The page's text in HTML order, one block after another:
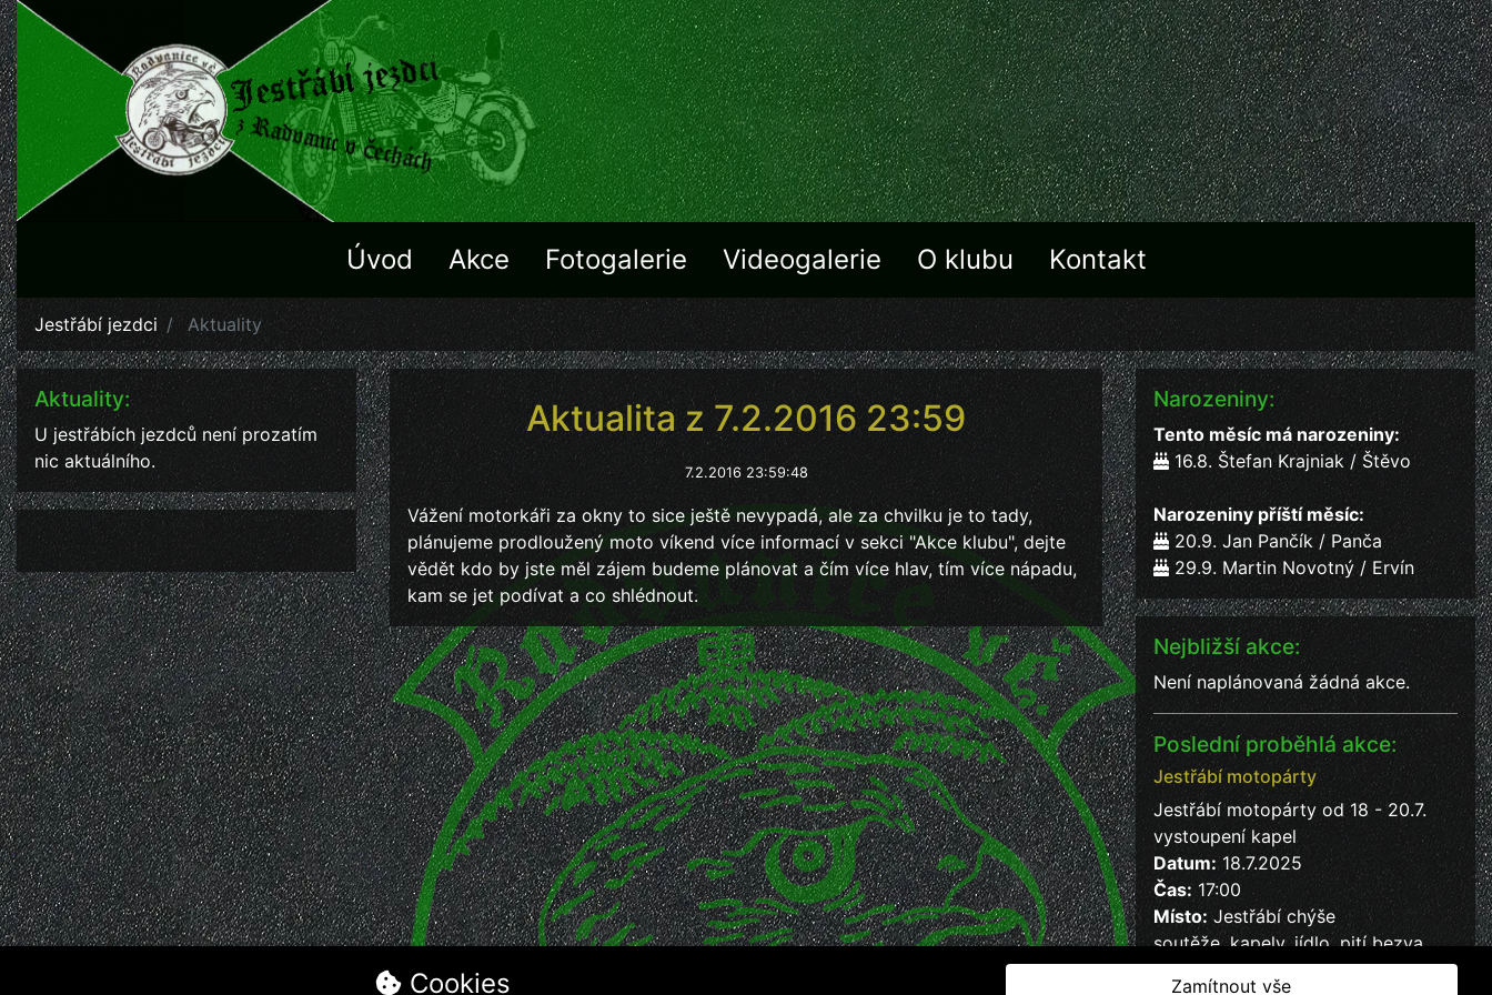
Úvod Akce Fotogalerie Videogalerie O klubu Kontakt
Jestřábí jezdci Aktuality
Aktuality:
U jestřábích jezdců není prozatím
nic aktuálního.
Aktualita z 7.2.2016 23:59
7.2.2016 23:59:48
Vážení motorkáři za okny to sice ještě nevypadá, ale za chvilku je to tady,
plánujeme prodloužený moto víkend více informací v sekci "Akce klubu", dejte
vědět kdo by jste měl zájem budeme plánovat a čím více hlav, tím více nápadu,
kam se jet podívat a co shlédnout.
Narozeniny:
Tento měsíc má narozeniny:
16.8. Štefan Krajniak / Štěvo
Narozeniny příští měsíc:
20.9. Jan Pančík / Panča
29.9. Martin Novotný / Ervín
Nejbližší akce:
Není naplánovaná žádná akce.
Poslední proběhlá akce:
Jestřábí motopárty
Jestřábí motopárty od 18 - 20.7.
vystoupení kapel
Datum:18.7.2025
Čas: 17:00
Místo: Jestřábí chýše
soutěže, kapely, jídlo, pití bezva
kalba
Cookies Zamítnout vše